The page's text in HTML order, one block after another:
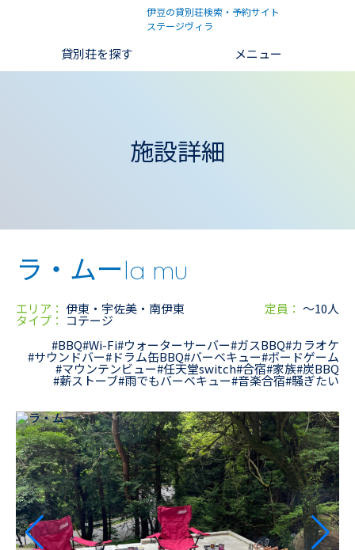
伊豆の貸別荘検索・予約サイト
ステージヴィラ
貸別荘を探す メニュー
施設詳細
ラ・ムーla mu
エリア： 伊東・宇佐美・南伊東 定員： 〜10人
タイプ： コテージ
#BBQ#Wi-Fi#ウォーターサーバー#ガスBBQ#カラオケ
#サウンドバー#ドラム缶BBQ#バーベキュー#ボードゲーム
#マウンテンビュー#任天堂switch#合宿#家族#炭BBQ
#薪ストーブ#雨でもバーベキュー#音楽合宿#騒ぎたい